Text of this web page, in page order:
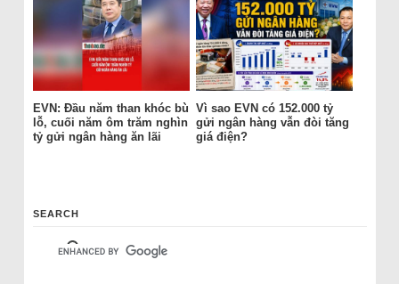
EVN: Đầu năm than khóc bù
lỗ, cuối năm ôm trăm nghìn
tỷ gửi ngân hàng ăn lãi
Vì sao EVN có 152.000 tỷ
gửi ngân hàng vẫn đòi tăng
giá điện?
SEARCH